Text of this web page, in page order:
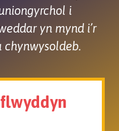
i
yn mynd i’r